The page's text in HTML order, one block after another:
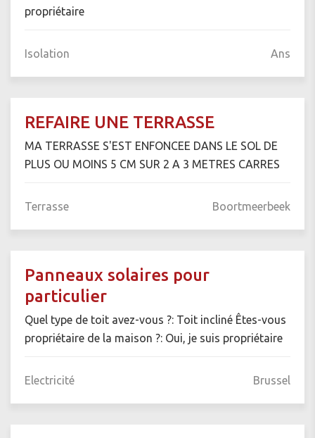
propriétaire
Isolation Ans
REFAIRE UNE TERRASSE
MA TERRASSE S'EST ENFONCEE DANS LE SOL DE
PLUS OU MOINS 5 CM SUR 2 A 3 METRES CARRES
Terrasse Boortmeerbeek
Panneaux solaires pour
particulier
Quel type de toit avez-vous ?: Toit incliné Êtes-vous
propriétaire de la maison ?: Oui, je suis propriétaire
Electricité Brussel